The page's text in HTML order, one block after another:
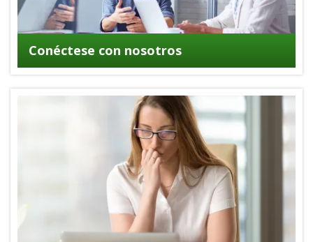
Conéctese con nosotros